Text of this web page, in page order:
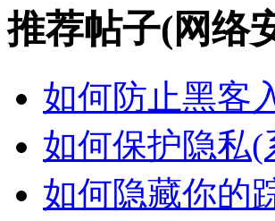
推荐帖子(网络
如何防止黑客
如何保护隐私(
如何隐藏你的